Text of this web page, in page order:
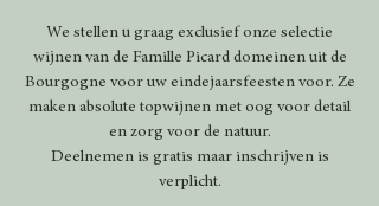
We stellen u graag exclusief onze selectie
wijnen van de Famille Picard domeinen uit de
Bourgogne voor uw eindejaarsfeesten voor. Ze
maken absolute topwijnen met oog voor detail
en zorg voor de natuur.
Deelnemen is gratis maar inschrijven is
verplicht.